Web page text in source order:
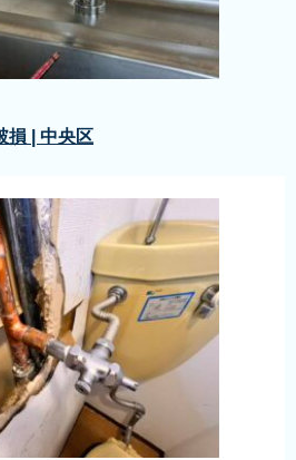
損 | 中央区